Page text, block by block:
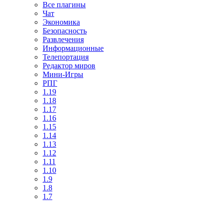
Все плагины
Чат
Экономика
Безопасность
Развлечения
Информационные
Телепортация
Редактор миров
Мини-Игры
РПГ
1.19
1.18
1.17
1.16
1.15
1.14
1.13
1.12
1.11
1.10
1.9
1.8
1.7